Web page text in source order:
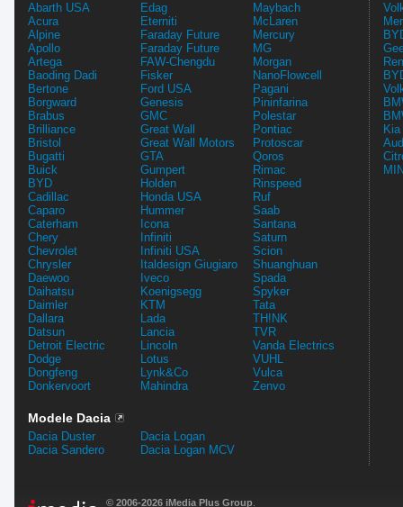
Abarth USA
Acura
Alpine
Apollo
Artega
Baoding Dadi
Bertone
Borgward
Brabus
Brilliance
Bristol
Bugatti
Buick
BYD
Cadillac
Caparo
Caterham
Chery
Chevrolet
Chrysler
Daewoo
Daihatsu
Daimler
Dallara
Datsun
Detroit Electric
Dodge
Dongfeng
Donkervoort
Edag
Eterniti
Faraday Future
Faraday Future
FAW-Chengdu
Fisker
Ford USA
Genesis
GMC
Great Wall
Great Wall Motors
GTA
Gumpert
Holden
Honda USA
Hummer
Icona
Infiniti
Infiniti USA
Italdesign Giugiaro
Iveco
Koenigsegg
KTM
Lada
Lancia
Lincoln
Lotus
Lynk&Co
Mahindra
Maybach
McLaren
Mercury
MG
Morgan
NanoFlowcell
Pagani
Pininfarina
Polestar
Pontiac
Protoscar
Qoros
Rimac
Rinspeed
Ruf
Saab
Santana
Saturn
Scion
Shuanghuan
Spada
Spyker
Tata
TH!NK
TVR
Vanda Electrics
VUHL
Vulca
Zenvo
Modele Dacia
Dacia Duster
Dacia Sandero
Dacia Logan
Dacia Logan MCV
© 2006-2026 iMedia Plus Group